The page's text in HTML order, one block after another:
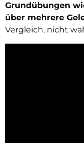
Grundübungen
über mehrere
Vergleich, nicht